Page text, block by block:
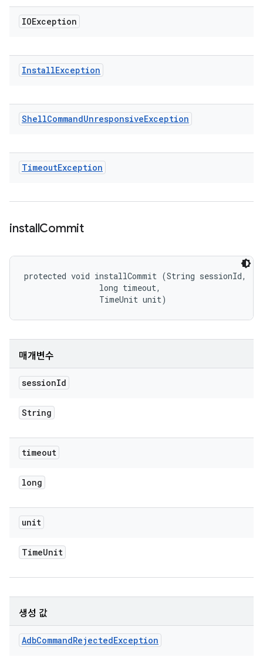
IOException
InstallException
ShellCommandUnresponsiveException
TimeoutException
installCommit
protected void installCommit (String sessionId,
                long timeout,
                TimeUnit unit)
매개변수
sessionId
String
timeout
long
unit
TimeUnit
생성 값
AdbCommandRejectedException